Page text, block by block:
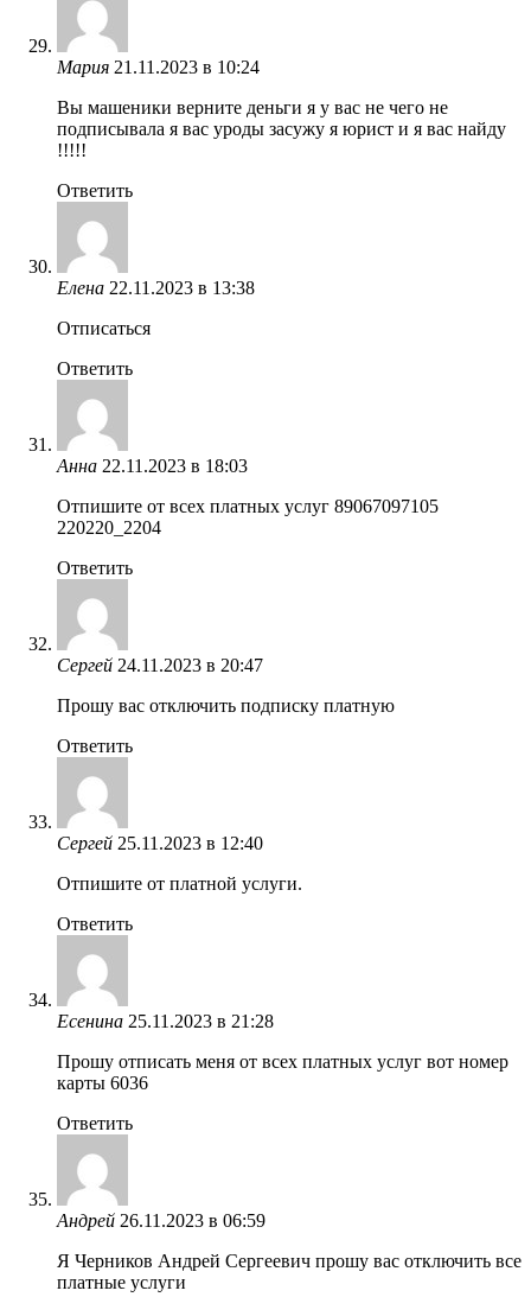
Мария 21.11.2023 в 10:24
Вы машеники верните деньги я у вас не чего не
подписывала я вас уроды засужу я юрист и я вас найду
!!!!!
Ответить
Елена 22.11.2023 в 13:38
Отписаться
Ответить
Анна 22.11.2023 в 18:03
Отпишите от всех платных услуг 89067097105
220220_2204
Ответить
Сергей 24.11.2023 в 20:47
Прошу вас отключить подписку платную
Ответить
Сергей 25.11.2023 в 12:40
Отпишите от платной услуги.
Ответить
Есенина 25.11.2023 в 21:28
Прошу отписать меня от всех платных услуг вот номер
карты 6036
Ответить
Андрей 26.11.2023 в 06:59
Я Черников Андрей Сергеевич прошу вас отключить все
платные услуги